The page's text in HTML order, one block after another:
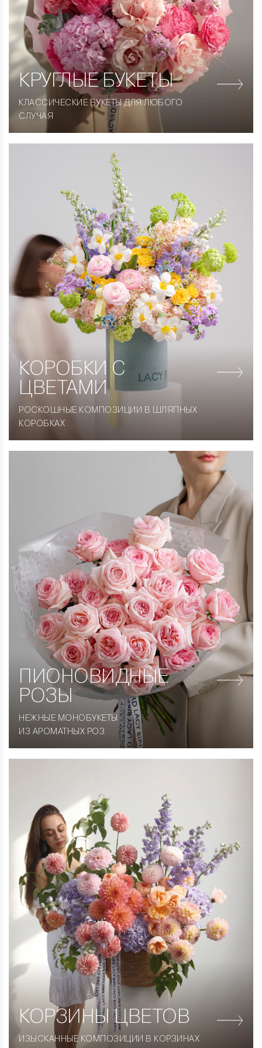
КРУГЛЫЕБУКЕТЫ
КЛАССИЧЕСКИЕ БУКЕТЫ ДЛЯ ЛЮБОГО
СЛУЧАЯ
КОРОБКИ С
ЦВЕТАМИ
РОСКОШНЫЕ КОМПОЗИЦИИ В ШЛЯПНЫХ
КОРОБКАХ
ПИОНОВИДНЫЕ
РОЗЫ
НЕЖНЫЕ МОНОБУКЕТЫ
ИЗ АРОМАТНЫХ РОЗ
КОРЗИНЫ ЦВЕТОВ
ИЗЫСКАННЫЕ КОМПОЗИЦИИ В КОРЗИНАХ